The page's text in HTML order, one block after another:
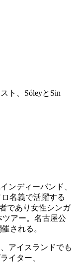
ト、SóleyとSin
ンディーバンド、
名義で活躍する
であり女性シンガ
ツアー。名古屋公
される。
アイスランドでも
イター、